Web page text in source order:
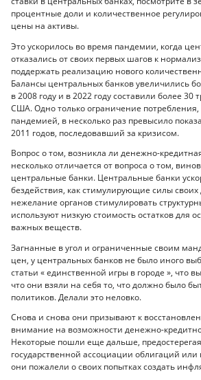
процентные доли и количественное
цены на активы.
Это ускорилось во время пандемии, когда
отказались от своих первых шагов к
поддержать реализацию нового
Балансы центральных банков увеличились
в 2008 году и в 2022 году составили более 30
США. Одно только ограничение потребления,
пандемией, в несколько раз превысило
2011 годов, последовавший за кризисом.
Вопрос о том, возникла ли денежно-
несколько отличается от вопроса о том,
центральные банки. Центральные банки
бездействия, как стимулирующие силы
нежелание органов стимулировать
используют низкую стоимость остатков для
важных веществ.
Загнанные в угол и ограниченные своим
цен, у центральных банков не было иного
статьи « единственной игры в городе », что
что они взяли на себя то, что должно было
политиков. Делали это неловко.
Снова и снова они призывают к
внимание на возможности денежно-
Некоторые пошли еще дальше,
государственной ассоциации облигаций
они пожалели о своих попытках создать